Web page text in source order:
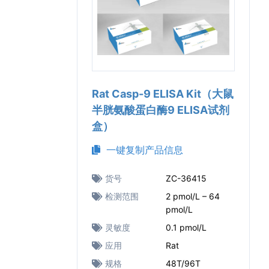
Rat Casp-9 ELISA Kit（大鼠
半胱氨酸蛋白酶9 ELISA试剂
盒）
一键复制产品信息
货号
ZC-36415
检测范围
2 pmol/L – 64
pmol/L
灵敏度
0.1 pmol/L
应用
Rat
规格
48T/96T